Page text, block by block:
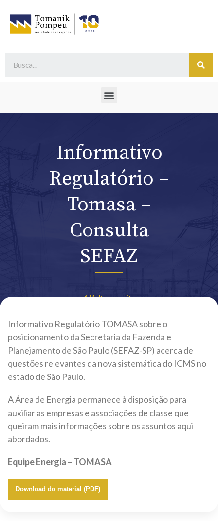
Informativo
Regulatório –
Tomasa –
Consulta
SEFAZ
Voltar ao site
Informativo Regulatório TOMASA sobre o
posicionamento da Secretaria da Fazenda e
Planejamento de São Paulo (SEFAZ-SP) acerca de
questões relevantes da nova sistemática do ICMS no
estado de São Paulo.
A Área de Energia permanece à disposição para
auxiliar as empresas e associações de classe que
queiram mais informações sobre os assuntos aqui
abordados.
Equipe Energia – TOMASA
Download do material (PDF)